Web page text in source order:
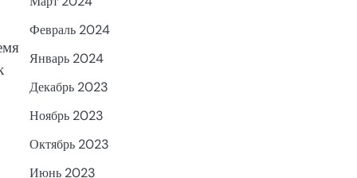
Февраль 2024
Январь 2024
Декабрь 2023
Ноябрь 2023
Октябрь 2023
Июнь 2023